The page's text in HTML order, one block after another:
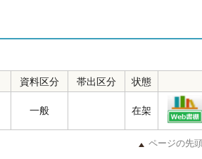
資料区分 帯出区分 状態
一般 在架
ページの先